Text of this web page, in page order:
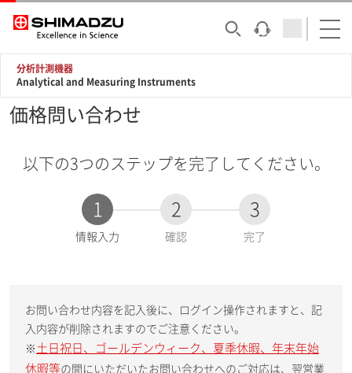
分析計測機器
Analytical and Measuring Instruments
価格問い合わせ
以下の3つのステップを完了してください。
1
現
情報入力
2
確認
3
完了
お問い合わせ内容を記入後に、ログイン操作されますと、記
入内容が削除されますのでご注意ください。
※ 土日祝日、ゴールデンウィーク、夏季休暇、年末年始
休暇等の間にいただいたお問い合わせへのご対応は、翌営業